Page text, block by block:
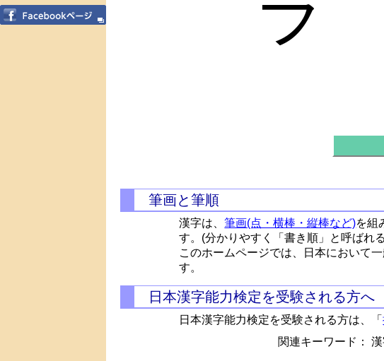
筆画と筆順
漢字は、筆画(点・横棒・縦棒など)を組
す。(分かりやすく「書き順」と呼ばれ
このホームページでは、日本において
す。
日本漢字能力検定を受験される方へ
日本漢字能力検定を受験される方は、「
関連キーワード：